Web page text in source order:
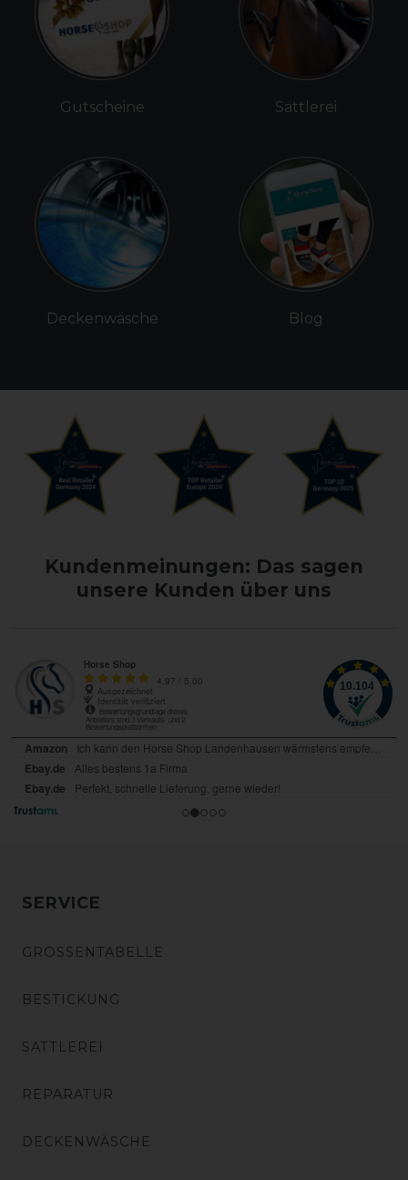
Gutscheine
Deckenwäsche
Sattlerei
Blog
Kundenmeinungen: Das sagen
unsere Kunden über uns
SERVICE
GRÖSSENTABELLE
BESTICKUNG
SATTLEREI
REPARATUR
DECKENWÄSCHE